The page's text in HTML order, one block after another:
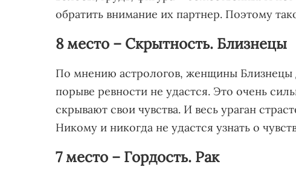
обратить внимание их партнер. Поэтому
8 место – Скрытность. Близнецы
По мнению астрологов, женщины Близнецы
порыве ревности не удастся. Это очень
скрывают свои чувства. И весь ураган
Никому и никогда не удастся узнать о
7 место – Гордость. Рак